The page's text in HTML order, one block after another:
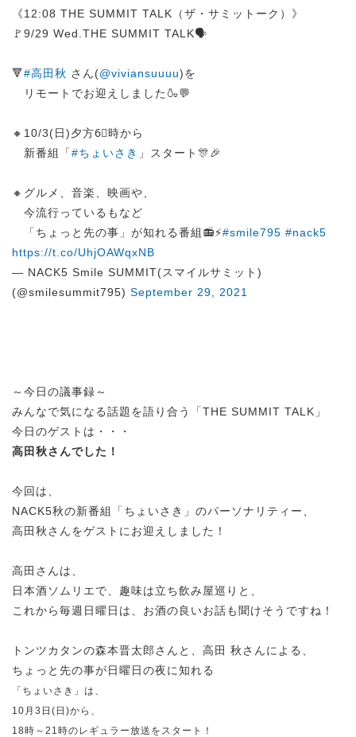
《12:08 THE SUMMIT TALK（ザ・サミットーク）》
🚩9/29 Wed.THE SUMMIT TALK🗣️
🔻#高田秋 さん(@viviansuuuu)を
リモートでお迎えしました🍶💬
🔸10/3(日)夕方6⃣時から
新番組「#ちょいさき 」スタート🎊🎉
🔸グルメ、音楽、映画や、
今流行っているもなど
「ちょっと先の事」が知れる番組📻⚡️#smile795 #nack5
https://t.co/UhjOAWqxNB
— NACK5 Smile SUMMIT(スマイルサミット)
(@smilesummit795) September 29, 2021
～今日の議事録～
みんなで気になる話題を語り合う「THE SUMMIT TALK」
今日のゲストは・・・
高田秋さんでした！
今回は、
NACK5秋の新番組「ちょいさき」のパーソナリティー、
高田秋さんをゲストにお迎えしました！
高田さんは、
日本酒ソムリエで、趣味は立ち飲み屋巡りと、
これから毎週日曜日は、お酒の良いお話も聞けそうですね！
トンツカタンの森本晋太郎さんと、高田 秋さんによる、
ちょっと先の事が日曜日の夜に知れる
「ちょいさき」は、
10月3日(日)から、
18時～21時のレギュラー放送をスタート！